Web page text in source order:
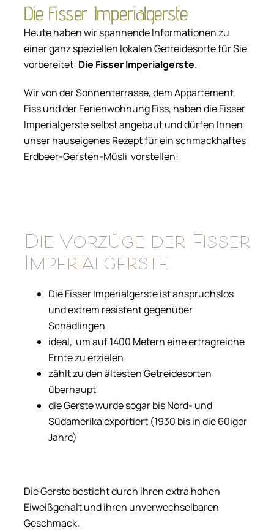
Die Fisser Imperialgerste
Heute haben wir spannende Informationen zu
einer ganz speziellen lokalen Getreidesorte für Sie
vorbereitet: Die Fisser Imperialgerste.
Wir von der Sonnenterrasse, dem Appartement
Fiss und der Ferienwohnung Fiss, haben die Fisser
Imperialgerste selbst angebaut und dürfen Ihnen
unser hauseigenes Rezept für ein schmackhaftes
Erdbeer-Gersten-Müsli vorstellen!
Die Vorzüge der Fisser
Imperialgerste
Die Fisser Imperialgerste ist anspruchslos
und extrem resistent gegenüber
Schädlingen
ideal, um auf 1400 Metern eine ertragreiche
Ernte zu erzielen
zählt zu den ältesten Getreidesorten
überhaupt
die Gerste wurde sogar bis Nord- und
Südamerika exportiert (1930 bis in die 60iger
Jahre)
Die Gerste besticht durch ihren extra hohen
Eiweißgehalt und ihren unverwechselbaren
Geschmack.